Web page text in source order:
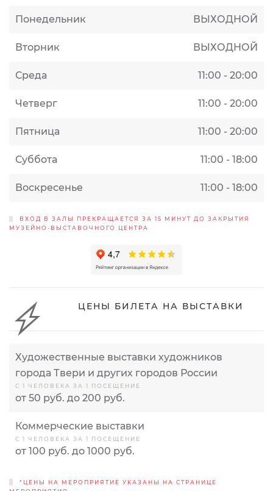
Понедельник ВЫХОДНОЙ
Вторник ВЫХОДНОЙ
Среда 11:00 - 20:00
Четверг 11:00 - 20:00
Пятница 11:00 - 20:00
Суббота 11:00 - 18:00
Воскресенье 11:00 - 18:00
ВХОД В ЗАЛЫ ПРЕКРАЩАЕТСЯ ЗА 15 МИНУТ ДО ЗАКРЫТИЯ
МУЗЕЙНО-ВЫСТАВОЧНОГО ЦЕНТРА
ЦЕНЫ БИЛЕТА НА ВЫСТАВКИ
Художественные выставки художников
города Твери и других городов России
С 1 ЧЕЛОВЕКА ЗА 1 ПОСЕЩЕНИЕ
от 50 руб. до 200 руб.
Коммерческие выставки
С 1 ЧЕЛОВЕКА ЗА 1 ПОСЕЩЕНИЕ
от 100 руб. до 1000 руб.
*ЦЕНЫ НА МЕРОПРИЯТИЕ УКАЗАНЫ НА СТРАНИЦЕ